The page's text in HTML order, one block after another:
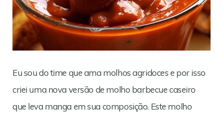
Eu sou do time que ama molhos agridoces e por isso
criei uma nova versão de molho barbecue caseiro
que leva manga em sua composição. Este molho